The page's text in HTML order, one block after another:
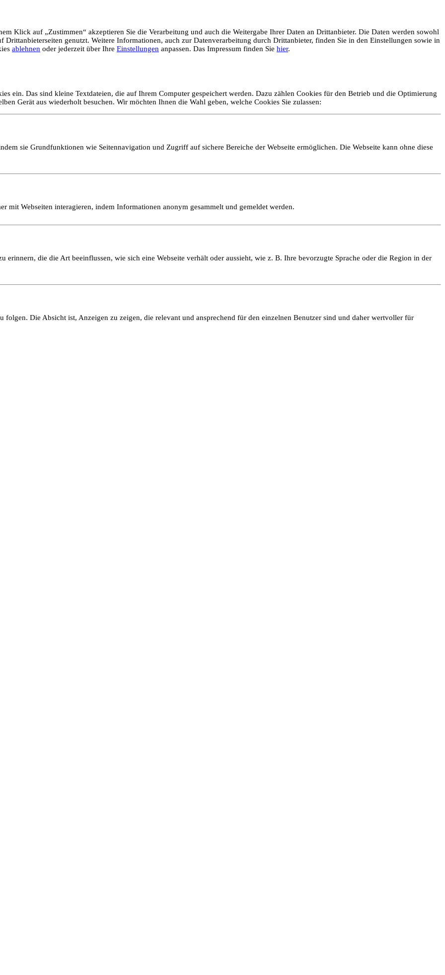
Klick auf „Zustimmen“ akzeptieren Sie die Verarbeitung und auch die Weitergabe Ihrer Daten an Drittanbieter. Die Daten werden sowohl
genutzt. Weitere Informationen, auch zur Datenverarbeitung durch Drittanbieter, finden Sie in den Einstellungen sowie in
ablehnen oder jederzeit über Ihre Einstellungen anpassen. Das Impressum finden Sie hier.
ein. Das sind kleine Textdateien, die auf Ihrem Computer gespeichert werden. Dazu zählen Cookies für den Betrieb und die Optimierung
Gerät aus wiederholt besuchen. Wir möchten Ihnen die Wahl geben, welche Cookies Sie zulassen:
sie Grundfunktionen wie Seitennavigation und Zugriff auf sichere Bereiche der Webseite ermöglichen. Die Webseite kann ohne diese
mit Webseiten interagieren, indem Informationen anonym gesammelt und gemeldet werden.
erinnern, die die Art beeinflussen, wie sich eine Webseite verhält oder aussieht, wie z. B. Ihre bevorzugte Sprache oder die Region in der
folgen. Die Absicht ist, Anzeigen zu zeigen, die relevant und ansprechend für den einzelnen Benutzer sind und daher wertvoller für